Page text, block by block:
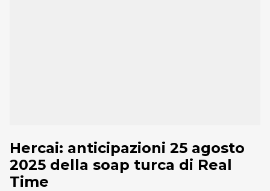
Hercai: anticipazioni 25 agosto
2025 della soap turca di Real
Time